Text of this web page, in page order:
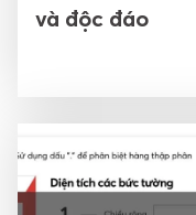
và độc đáo